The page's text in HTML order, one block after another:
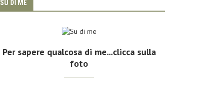
SU DI ME
Per sapere qualcosa di me...clicca sulla
foto